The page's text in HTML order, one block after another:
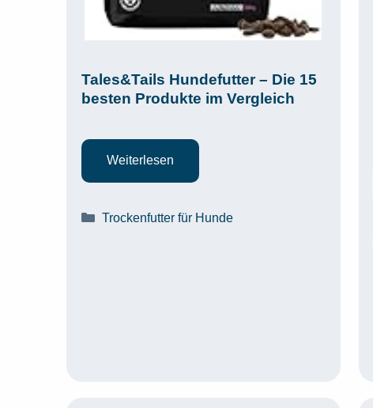
Tales&Tails Hundefutter – Die 15
besten Produkte im Vergleich
Weiterlesen
Kategorien
Trockenfutter für Hunde